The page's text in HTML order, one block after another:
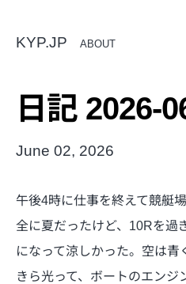
KYP.JP ABOUT
日記 2026-
June 02, 2026
午後4時に仕事を終えて競艇
全に夏だったけど、10Rを過
になって涼しかった。空は青
きら光って、ボートのエンジ